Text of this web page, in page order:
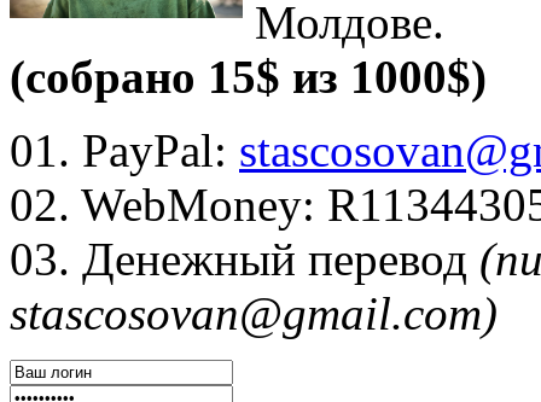
Молдове.
(собрано 15$ из 1000$)
01. PayPal:
02. WebMoney:
03. Денежный перевод
stascosovan@gmail.com)